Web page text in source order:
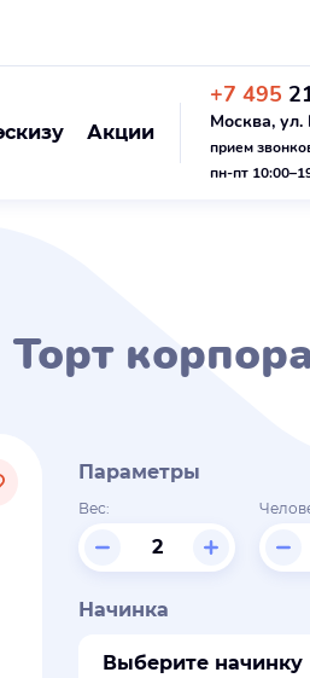
Акции
+7 495
Москва,
прием
пн-пт
Торт
Параметры
Вес:
Начинка
Выберите начинку